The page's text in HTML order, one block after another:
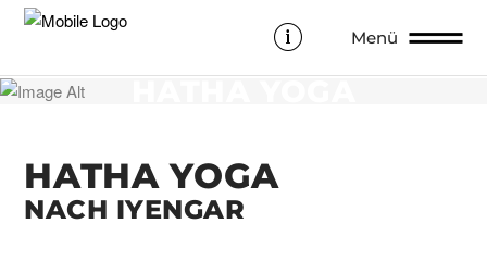
Menü
HATHA YOGA
NACH IYENGAR